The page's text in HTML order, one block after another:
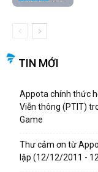
TIN MỚI
Appota chính thức
Viễn thông (PTIT)
Game
Thư cảm ơn từ
lập (12/12/2011 -